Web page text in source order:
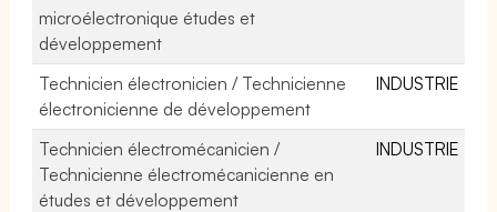
microélectronique études et
développement
Technicien électronicien / Technicienne
électronicienne de développement
INDUSTRIE
Technicien électromécanicien /
Technicienne électromécanicienne en
études et développement
INDUSTRIE